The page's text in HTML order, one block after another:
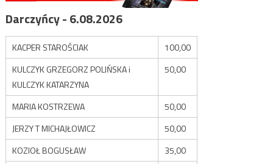
Darczyńcy - 6.08.2026
KACPER STAROŚCIAK
100,00
KULCZYK GRZEGORZ POLIŃSKA i
KULCZYK KATARZYNA
50,00
MARIA KOSTRZEWA
50,00
JERZY T MICHAJŁOWICZ
50,00
KOZIOŁ BOGUSŁAW
35,00